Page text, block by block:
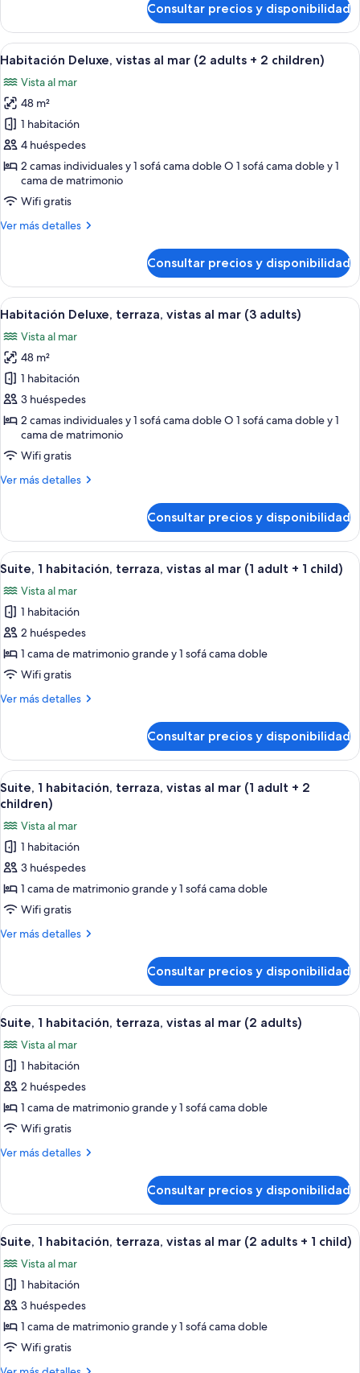
adults
+
1
child)
Deluxe,
terraza,
vistas
mar
(2
adults
+
child)
Consultar precios y disponibilidad
Abrir
todas
las
fotos
de
Habitación
Deluxe,
vistas
al
mar
+
2
children)
Una habitación de hotel con cama,
6
Habitación Deluxe, vistas al mar (2 adults + 2 children)
Vista al mar
48 m²
1 habitación
4 huéspedes
2 camas individuales y 1 sofá cama doble O 1 sofá cama doble y 1
cama de matrimonio
Wifi gratis
Ver más detalles
Más
Deluxe,
vistas
al
(2
adults
+
2
children)
Consultar precios y disponibilidad
Abrir
todas
las
fotos
de
Habitación
Deluxe,
terraza,
vistas
al
adults)
Balcón con una mesa dispuesta
6
Habitación Deluxe, terraza, vistas al mar (3 adults)
Vista al mar
48 m²
1 habitación
3 huéspedes
2 camas individuales y 1 sofá cama doble O 1 sofá cama doble y 1
cama de matrimonio
Wifi gratis
Ver más detalles
Más
Deluxe,
terraza,
vistas
mar
(3
adults)
Consultar precios y disponibilidad
Abrir
todas
las
fotos
de
Suite,
1
terraza,
mar
(1
adult
+
child)
Una habitación de hotel con cama,
5
Suite, 1 habitación, terraza, vistas al mar (1 adult + 1 child)
Vista al mar
1 habitación
2 huéspedes
1 cama de matrimonio grande y 1 sofá cama doble
Wifi gratis
Ver más detalles
Más
1
habitación,
terraza,
vistas
mar
(1
adult
+
Consultar precios y disponibilidad
Abrir
todas
fotos
de
Suite,
1
habitación,
terraza,
mar
(1
adult
+
2
children)
Una habitación de hotel con cama,
5
Suite, 1 habitación, terraza, vistas al mar (1 adult + 2
children)
Vista al mar
1 habitación
3 huéspedes
1 cama de matrimonio grande y 1 sofá cama doble
Wifi gratis
Ver más detalles
Más
1
habitación,
terraza,
al
mar
(1
adult
+
2
children)
Consultar precios y disponibilidad
Abrir
todas
las
fotos
de
Suite,
1
terraza,
mar
(2
Una habitación de hotel con cama,
5
Suite, 1 habitación, terraza, vistas al mar (2 adults)
Vista al mar
1 habitación
2 huéspedes
1 cama de matrimonio grande y 1 sofá cama doble
Wifi gratis
Ver más detalles
Más
1
habitación,
terraza,
al
mar
(2
adults)
Consultar precios y disponibilidad
Abrir
todas
las
fotos
de
Suite,
1
Una habitación de hotel con cama,
5
Suite, 1 habitación, terraza, vistas al mar (2 adults + 1 child)
Vista al mar
1 habitación
3 huéspedes
1 cama de matrimonio grande y 1 sofá cama doble
Wifi gratis